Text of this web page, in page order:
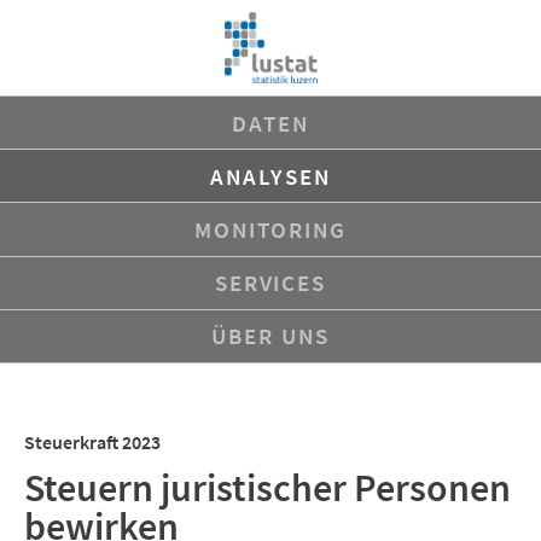
DATEN
ANALYSEN
MONITORING
SERVICES
ÜBER UNS
Steuerkraft 2023
Steuern juristischer Personen
bewirken